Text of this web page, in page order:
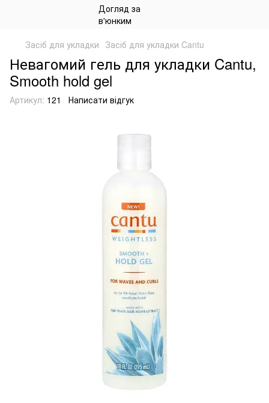
Засіб для укладки Засіб для укладки Cantu
Невагомий гель для укладки Cantu,
Smooth hold gel
Артикул: 121 Написати відгук